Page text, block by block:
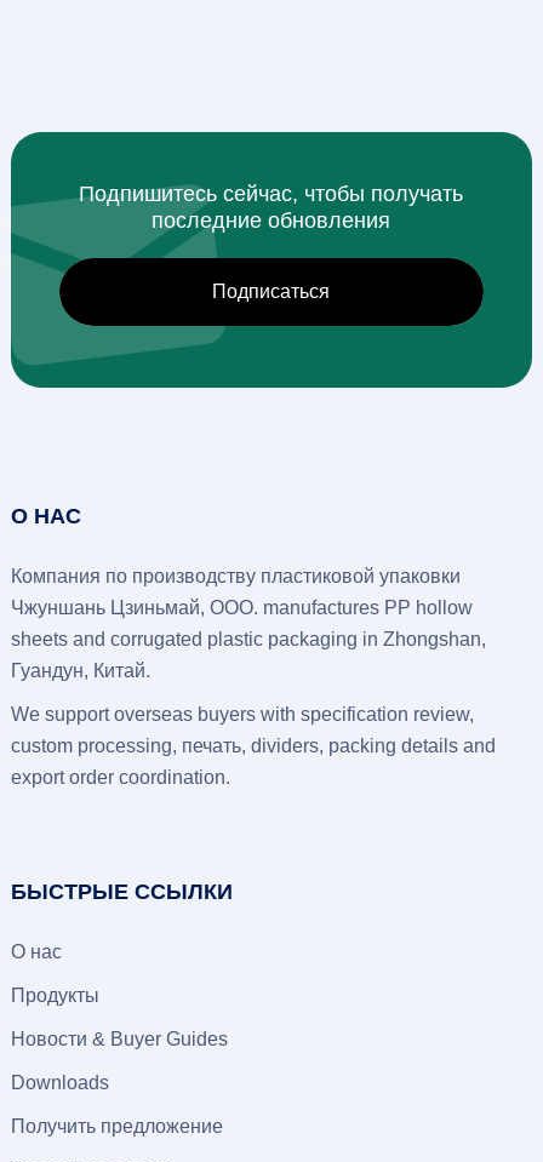
Подпишитесь сейчас, чтобы получать
последние обновления
О НАС
Компания по производству пластиковой упаковки
Чжуншань Цзиньмай, ООО. manufactures PP hollow
sheets and corrugated plastic packaging in Zhongshan,
Гуандун, Китай.
We support overseas buyers with specification review,
custom processing, печать, dividers, packing details and
export order coordination.
БЫСТРЫЕ ССЫЛКИ
О нас
Продукты
Новости & Buyer Guides
Downloads
Получить предложение